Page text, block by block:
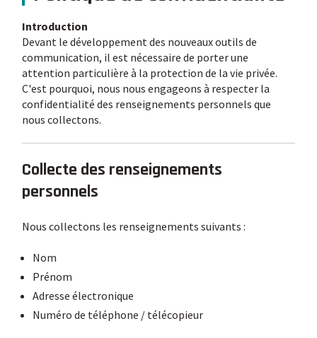
Introduction
Devant le développement des nouveaux outils de
communication, il est nécessaire de porter une
attention particulière à la protection de la vie privée.
C'est pourquoi, nous nous engageons à respecter la
confidentialité des renseignements personnels que
nous collectons.
Collecte des renseignements
personnels
Nous collectons les renseignements suivants :
Nom
Prénom
Adresse électronique
Numéro de téléphone / télécopieur